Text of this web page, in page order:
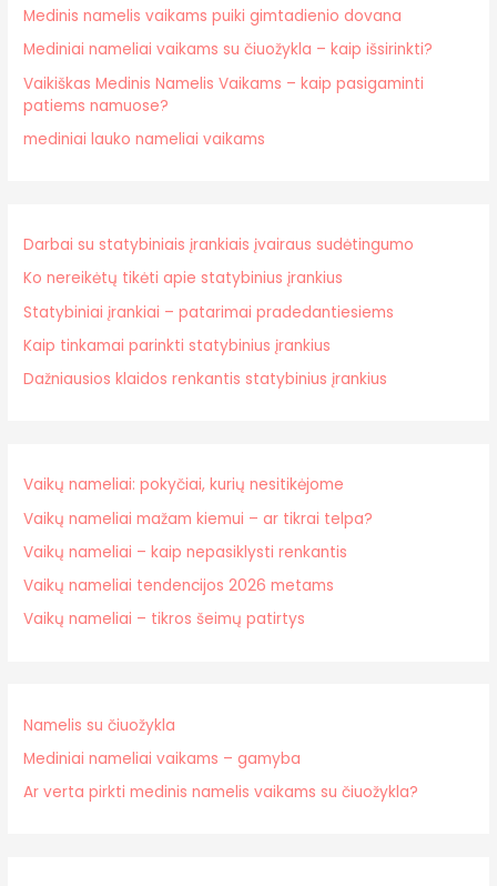
Medinis namelis vaikams puiki gimtadienio dovana
Mediniai nameliai vaikams su čiuožykla – kaip išsirinkti?
Vaikiškas Medinis Namelis Vaikams – kaip pasigaminti
patiems namuose?
mediniai lauko nameliai vaikams
Darbai su statybiniais įrankiais įvairaus sudėtingumo
Ko nereikėtų tikėti apie statybinius įrankius
Statybiniai įrankiai – patarimai pradedantiesiems
Kaip tinkamai parinkti statybinius įrankius
Dažniausios klaidos renkantis statybinius įrankius
Vaikų nameliai: pokyčiai, kurių nesitikėjome
Vaikų nameliai mažam kiemui – ar tikrai telpa?
Vaikų nameliai – kaip nepasiklysti renkantis
Vaikų nameliai tendencijos 2026 metams
Vaikų nameliai – tikros šeimų patirtys
Namelis su čiuožykla
Mediniai nameliai vaikams – gamyba
Ar verta pirkti medinis namelis vaikams su čiuožykla?